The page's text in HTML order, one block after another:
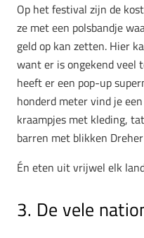
Op het festival zijn de
ze met een polsbandje
geld op kan zetten. Hier
want er is ongekend veel
heeft er een pop-up
honderd meter vind je
kraampjes met kleding,
barren met blikken
Én eten uit vrijwel elk
3. De vele